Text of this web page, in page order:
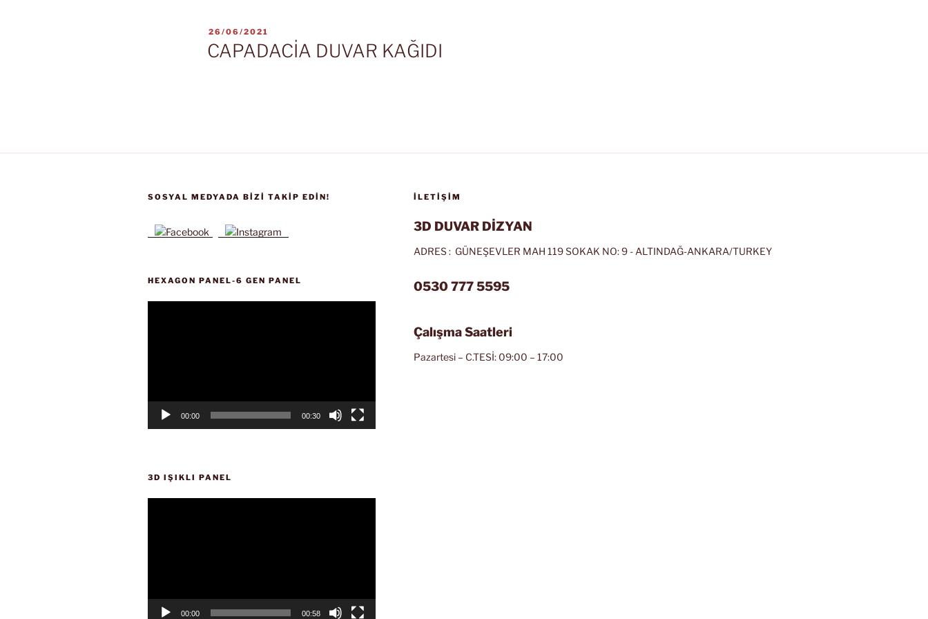
YAYIM
TARIHI
26/06/2021
CAPADACİA DUVAR KAĞIDI
SOSYAL MEDYADA BIZI TAKIP EDIN!
HEXAGON PANEL-6 GEN PANEL
00:00 00:30
3D IŞIKLI PANEL
00:00 00:58
İLETIŞIM
3D DUVAR DİZYAN
ADRES : GÜNEŞEVLER MAH 119 SOKAK NO: 9 - ALTINDAĞ-ANKARA/TURKEY
0530 777 5595
Çalışma Saatleri
Pazartesi – C.TESİ: 09:00 – 17:00